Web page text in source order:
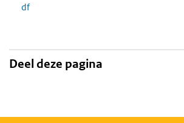
df
Deel deze pagina